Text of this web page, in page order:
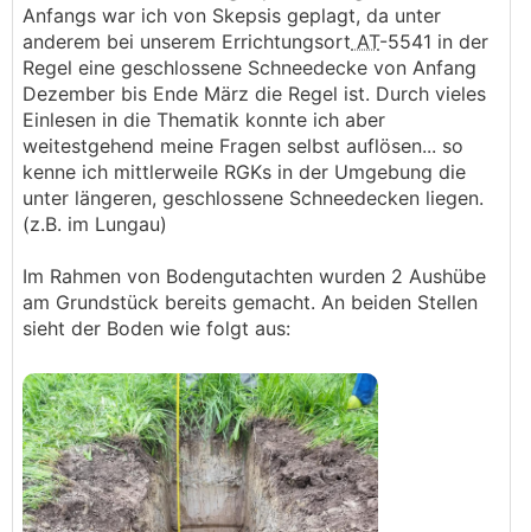
Anfangs war ich von Skepsis geplagt, da unter
anderem bei unserem Errichtungsort AT-5541 in der
Regel eine geschlossene Schneedecke von Anfang
Dezember bis Ende März die Regel ist. Durch vieles
Einlesen in die Thematik konnte ich aber
weitestgehend meine Fragen selbst auflösen... so
kenne ich mittlerweile RGKs in der Umgebung die
unter längeren, geschlossene Schneedecken liegen.
(z.B. im Lungau)
Im Rahmen von Bodengutachten wurden 2 Aushübe
am Grundstück bereits gemacht. An beiden Stellen
sieht der Boden wie folgt aus: